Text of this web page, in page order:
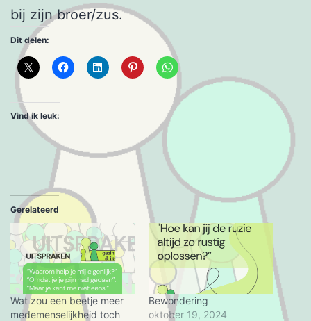
bij zijn broer/zus.
Dit delen:
Vind ik leuk:
Gerelateerd
Wat zou een beetje meer
medemenselijkheid toch
Bewondering
oktober 19, 2024